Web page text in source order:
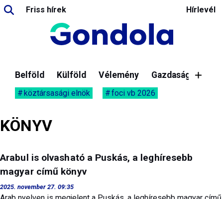
Friss hírek Hírlevél
Belföld Külföld Vélemény Gazdaság
köztársasági elnök foci vb 2026
KÖNYV
Arabul is olvasható a Puskás, a leghíresebb
magyar című könyv
2025. november 27. 09:35